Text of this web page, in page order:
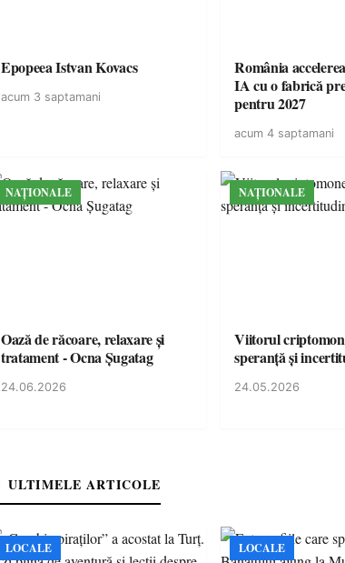
Epopeea Istvan Kovacs
acum 3 saptamani
România
IA cu o fabrică
pentru 2027
acum 4 saptamani
NAȚIONALE
Oază de răcoare, relaxare și
tratament - Ocna Șugatag
24.06.2026
NAȚIONALE
Viitorul
speranță și
24.05.2026
ULTIMELE ARTICOLE
LOCALE LOCALE